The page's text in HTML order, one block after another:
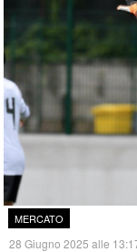
MERCATO
28 Giugno 2025 alle